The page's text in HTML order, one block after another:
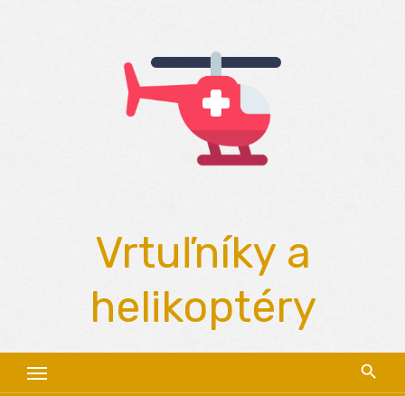
Vrtuľníky a
helikoptéry